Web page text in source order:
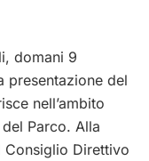
domani 9
presentazione del
nell’ambito
Parco. Alla
Consiglio Direttivo